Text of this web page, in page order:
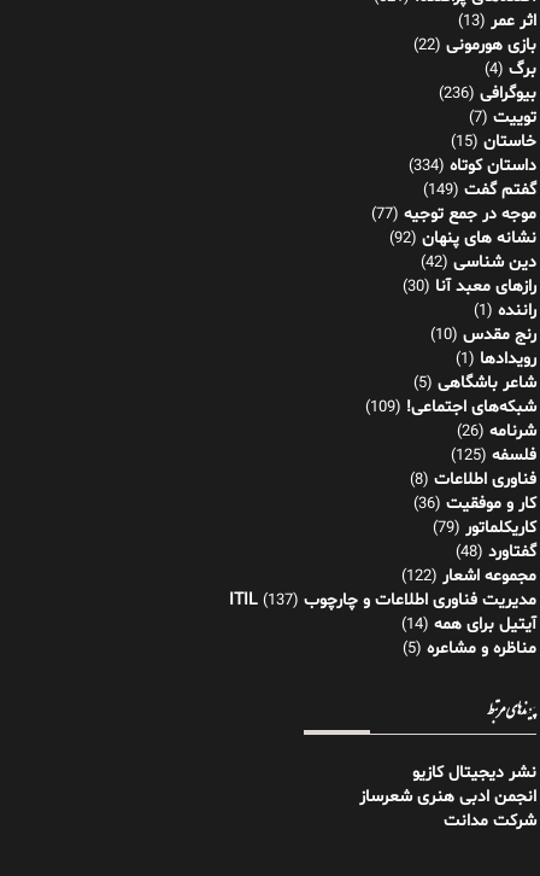
اثر عمر (13)
بازی هورمونی (22)
برگ (4)
بیوگرافی (236)
توییت (7)
خاستان (15)
داستان کوتاه (334)
گفتم گفت (149)
موجه در جمع توجیه (77)
نشانه های پنهان (92)
دین شناسی (42)
رازهای معبد آنا (30)
راننده (1)
رنج مقدس (10)
رویدادها (1)
شاعر باشگاهی (5)
شبکه‌های اجتماعی! (109)
شرنامه (26)
فلسفه (125)
فناوری اطلاعات (8)
کار و موفقیت (36)
کاریکلماتور (79)
گفتاورد (48)
مجموعه اشعار (122)
مدیریت فناوری اطلاعات و چارچوب ITIL (137)
آیتیل برای همه (14)
مناظره و مشاعره (5)
پیوندهای مرتبط
نشر دیجیتال کازیو
انجمن ادبی هنری شعرساز
شرکت مدانت